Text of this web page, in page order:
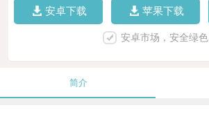
安卓下载 苹果下载
安卓市场，安全绿色
简介